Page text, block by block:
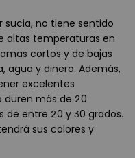
sucia, no tiene sentido
altas temperaturas en
cortos y de bajas
agua y dinero. Además,
excelentes
duren más de 20
entre 20 y 30 grados.
sus colores y